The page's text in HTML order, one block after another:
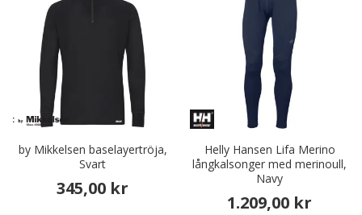
by Mikkelsen baselayertröja,
Svart
345,00 kr
Helly Hansen Lifa Merino
långkalsonger med merinoull,
Navy
1.209,00 kr